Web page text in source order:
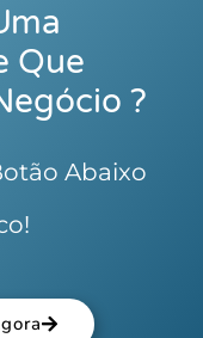
Que
?
Abaixo